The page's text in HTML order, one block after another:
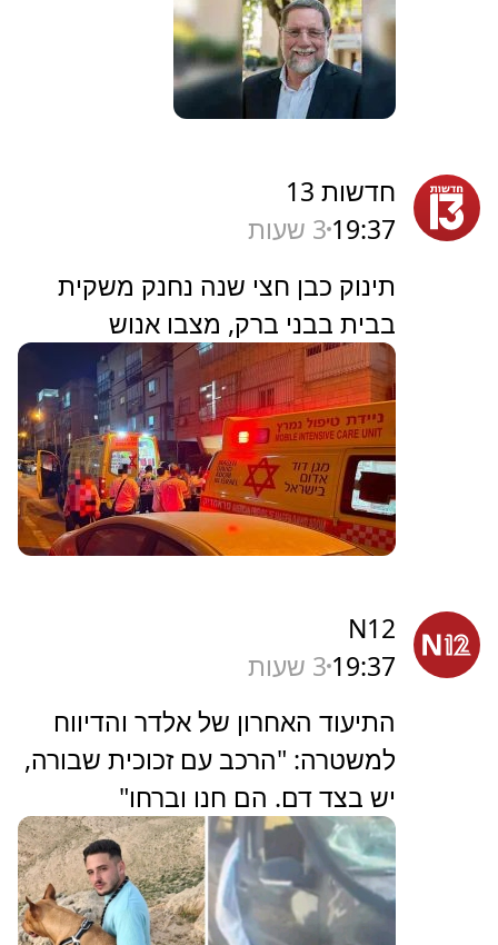
חדשות 13
19:37 3 שעות
תינוק כבן חצי שנה נחנק משקית
בבית בבני ברק, מצבו אנוש
N12
19:37 3 שעות
התיעוד האחרון של אלדר והדיווח
למשטרה: "הרכב עם זכוכית שבורה,
יש בצד דם. הם חנו וברחו"